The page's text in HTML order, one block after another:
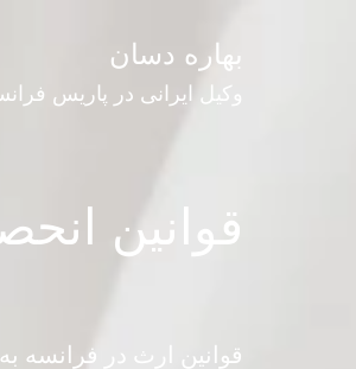
بهاره دسان
وکیل ایرانی در پاریس
قوانین
قوانین ارث در فرانسه